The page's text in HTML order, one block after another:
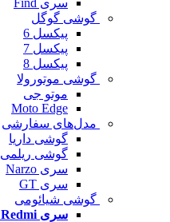
سری Find
گوشی گوگل
پیکسل 6
پیکسل 7
پیکسل 8
گوشی موتورولا
موتو جی
Moto Edge
مدل‌های سفارشی
گوشی داریا
گوشی ریلمی
سری Narzo
سری GT
گوشی شیائومی
سری Redmi :